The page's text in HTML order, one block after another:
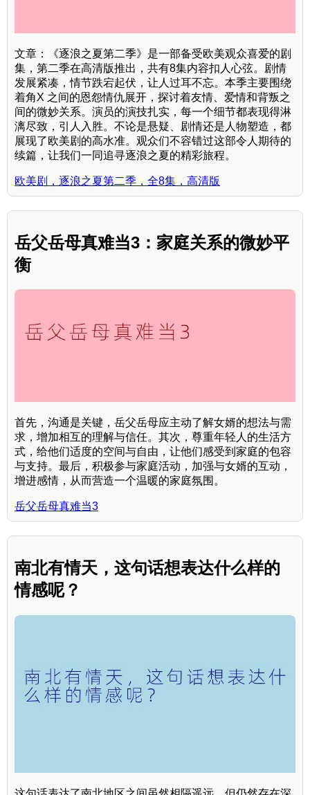
文章：《逐浪之夏第二季》是一部备受欧美观众喜爱的剧
集，第二季在高清版推出，共有8集内容扣人心弦。剧情
发展紧凑，情节跌宕起伏，让人过耳不忘。本季主要围绕
着角X 之间的恩怨情仇展开，探讨着友情、爱情和背叛之
间的微妙关系。演员的演技扎实，每一个细节都表现得淋
漓尽致，引人入胜。不论是悬疑、剧情还是人物塑造，都
展现了欧美剧的高水准。观众们不容错过这部令人期待的
续篇，让我们一同追寻逐浪之夏的精彩旅程。
欧美剧，逐浪之夏第二季，全8集，高清版
岳父岳母真难当3：家庭关系的微妙平
衡
首先，沟通是关键，岳父岳母应主动了解女婿的想法与需
求，增加相互的理解与信任。其次，尊重年轻人的生活方
式，给他们适度的空间与自由，让他们感受到家庭的包容
与支持。最后，积极参与家庭活动，加强与女婿的互动，
增进感情，从而营造一个温暖的家庭氛围。
岳父岳母真难当3
南北有情天，这句话想表达什么样的
情感呢？